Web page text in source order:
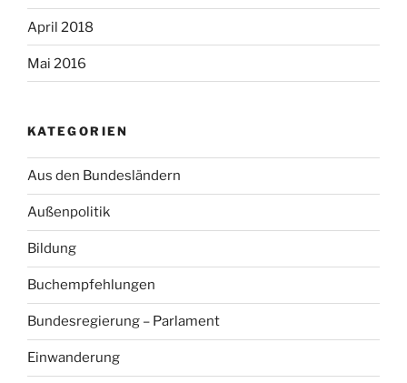
April 2018
Mai 2016
KATEGORIEN
Aus den Bundesländern
Außenpolitik
Bildung
Buchempfehlungen
Bundesregierung – Parlament
Einwanderung